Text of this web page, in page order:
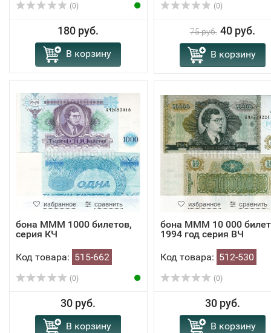
(0)
180 руб.
В корзину
(0)
75 руб. 40 руб.
В корзину
избранное сравнить
бона МММ 1000 билетов,
серия КЧ
Код товара: 515-662
(0)
30 руб.
В корзину
избранное сравнить
бона МММ 10 000
1994 год серия ВЧ
Код товара: 512-530
(0)
30 руб.
В корзину